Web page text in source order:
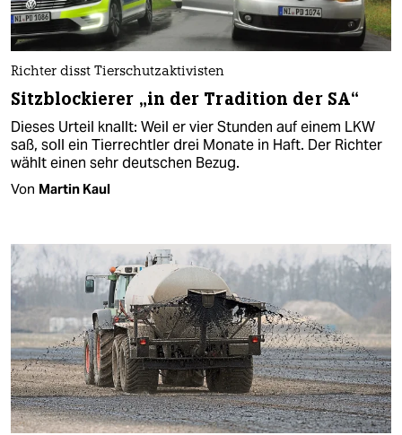
Richter disst Tierschutzaktivisten
Sitzblockierer „in der Tradition der SA“
Dieses Urteil knallt: Weil er vier Stunden auf einem LKW
saß, soll ein Tierrechtler drei Monate in Haft. Der Richter
wählt einen sehr deutschen Bezug.
Von Martin Kaul